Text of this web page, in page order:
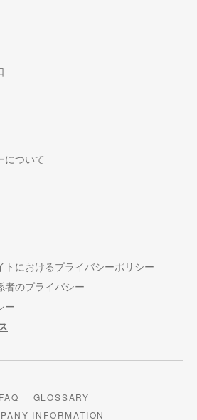
について
トにおけるプライバシーポリシー
者のプライバシー
ー
FAQ
GLOSSARY
INFORMATION